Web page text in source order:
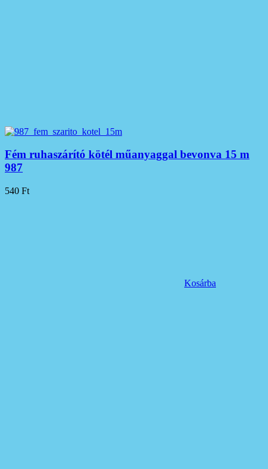
Fém ruhaszárító kötél műanyaggal bevonva 15 m
987
540 Ft
Kosárba